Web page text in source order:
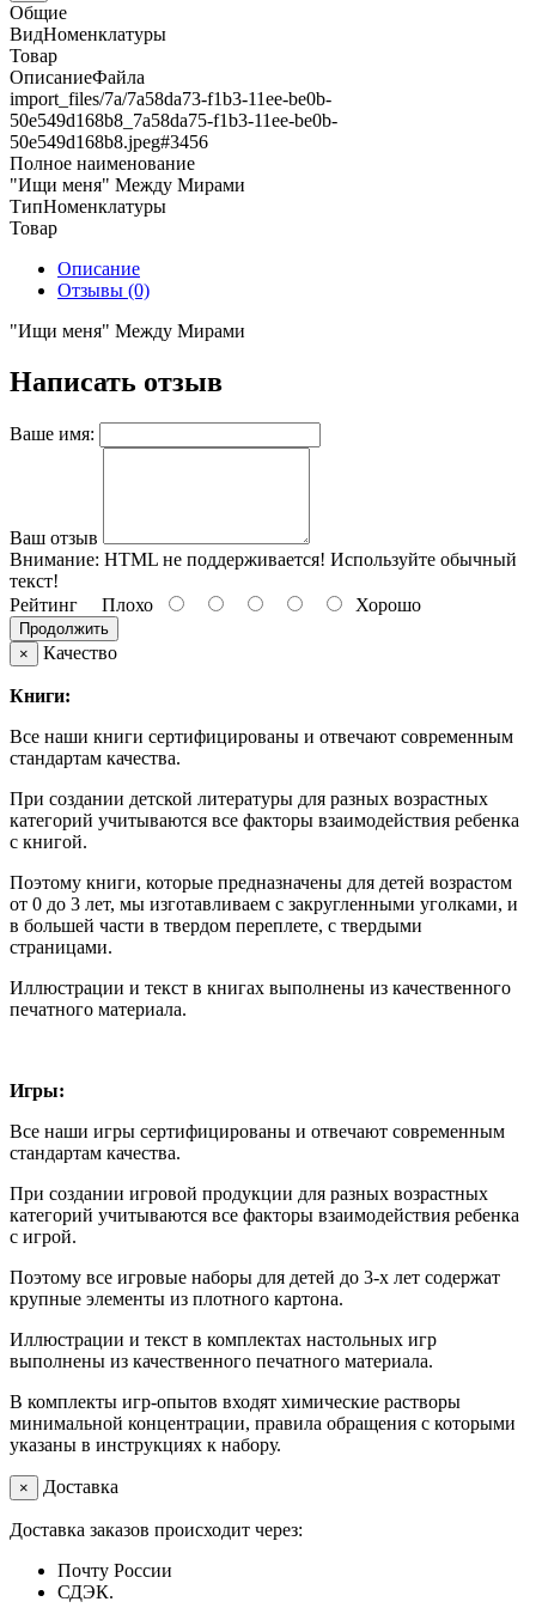
Общие
ВидНоменклатуры
Товар
ОписаниеФайла
import_files/7a/7a58da73-f1b3-11ee-be0b-
50e549d168b8_7a58da75-f1b3-11ee-be0b-
50e549d168b8.jpeg#3456
Полное наименование
"Ищи меня" Между Мирами
ТипНоменклатуры
Товар
Описание
Отзывы (0)
"Ищи меня" Между Мирами
Написать отзыв
Ваше имя:
Ваш отзыв
Внимание: HTML не поддерживается! Используйте обычный
текст!
Рейтинг Плохо Хорошо
Продолжить
×
Качество
Книги:
Все наши книги сертифицированы и отвечают современным
стандартам качества.
При создании детской литературы для разных возрастных
категорий учитываются все факторы взаимодействия ребенка
с книгой.
Поэтому книги, которые предназначены для детей возрастом
от 0 до 3 лет, мы изготавливаем с закругленными уголками, и
в большей части в твердом переплете, с твердыми
страницами.
Иллюстрации и текст в книгах выполнены из качественного
печатного материала.
Игры:
Все наши игры сертифицированы и отвечают современным
стандартам качества.
При создании игровой продукции для разных возрастных
категорий учитываются все факторы взаимодействия ребенка
с игрой.
Поэтому все игровые наборы для детей до 3-х лет содержат
крупные элементы из плотного картона.
Иллюстрации и текст в комплектах настольных игр
выполнены из качественного печатного материала.
В комплекты игр-опытов входят химические растворы
минимальной концентрации, правила обращения с которыми
указаны в инструкциях к набору.
× Доставка
Доставка заказов происходит через:
Почту России
СДЭК.